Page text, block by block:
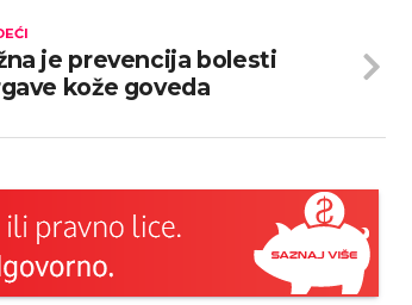
je prevencija bolesti
kože goveda